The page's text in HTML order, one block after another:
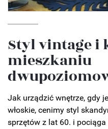
Styl vintage i
mieszkaniu
Jak urządzić wnętrze, gdy
włoskie, cenimy styl
sprzętów z lat 60. i